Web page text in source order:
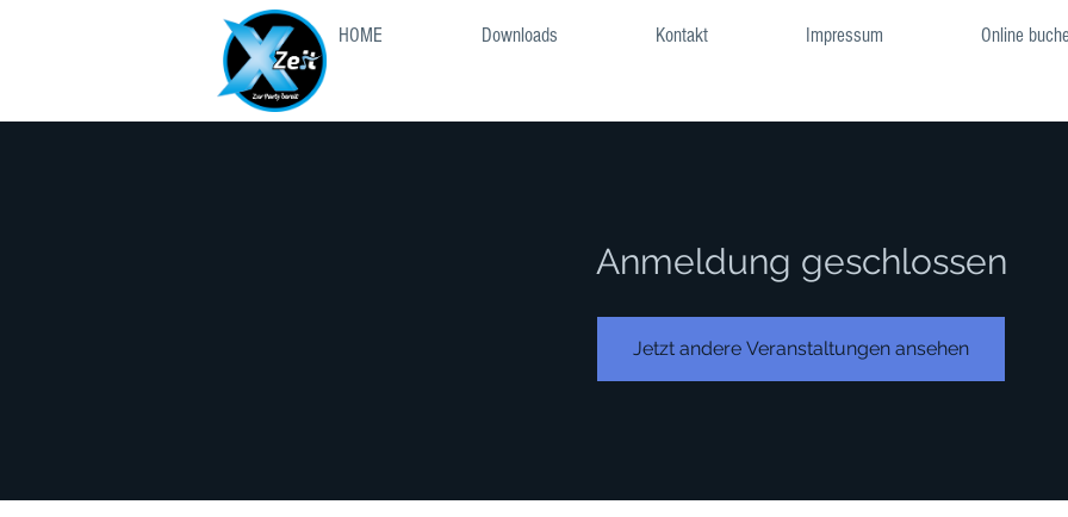
HOME Downloads Kontakt Impressum Online
Anmeldung geschlossen
Jetzt andere Veranstaltungen ansehen